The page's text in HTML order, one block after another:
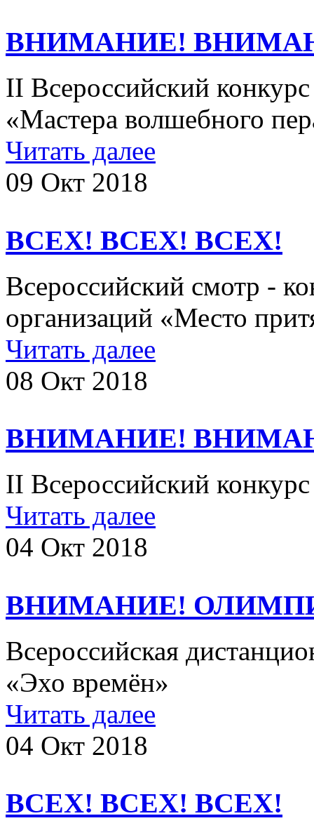
ВНИМАНИЕ!
II Всероссийский
«Мастера волшебного
Читать далее
09 Окт 2018
ВСЕХ! ВСЕХ! ВСЕХ!
Всероссийский смотр -
организаций «Место
Читать далее
08 Окт 2018
ВНИМАНИЕ!
II Всероссийский
Читать далее
04 Окт 2018
ВНИМАНИЕ!
Всероссийская
«Эхо времён»
Читать далее
04 Окт 2018
ВСЕХ! ВСЕХ! ВСЕХ!